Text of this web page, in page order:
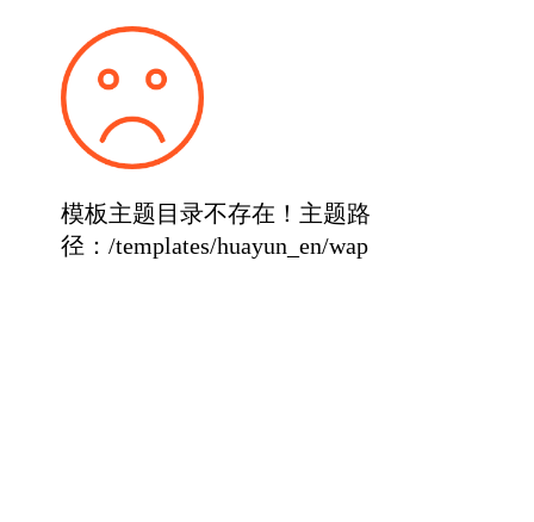
模板主题目录不存在！主题路
径：/templates/huayun_en/wap